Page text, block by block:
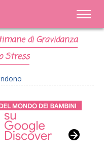
di Gravidanza
Stress